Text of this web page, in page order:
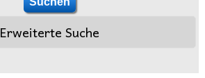
Erweiterte Suche